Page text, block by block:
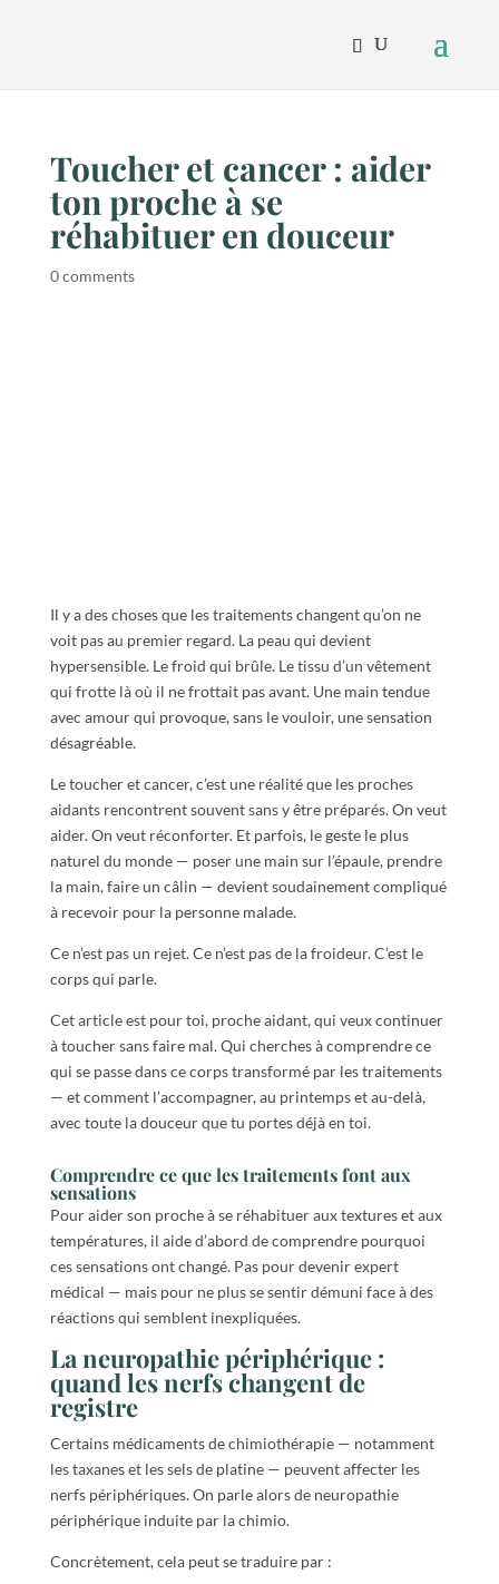
Toucher et cancer : aider
ton proche à se
réhabituer en douceur
0 comments
Il y a des choses que les traitements changent qu’on ne
voit pas au premier regard. La peau qui devient
hypersensible. Le froid qui brûle. Le tissu d’un vêtement
qui frotte là où il ne frottait pas avant. Une main tendue
avec amour qui provoque, sans le vouloir, une sensation
désagréable.
Le toucher et cancer, c’est une réalité que les proches
aidants rencontrent souvent sans y être préparés. On veut
aider. On veut réconforter. Et parfois, le geste le plus
naturel du monde — poser une main sur l’épaule, prendre
la main, faire un câlin — devient soudainement compliqué
à recevoir pour la personne malade.
Ce n’est pas un rejet. Ce n’est pas de la froideur. C’est le
corps qui parle.
Cet article est pour toi, proche aidant, qui veux continuer
à toucher sans faire mal. Qui cherches à comprendre ce
qui se passe dans ce corps transformé par les traitements
— et comment l’accompagner, au printemps et au-delà,
avec toute la douceur que tu portes déjà en toi.
Comprendre ce que les traitements font aux
sensations
Pour aider son proche à se réhabituer aux textures et aux
températures, il aide d’abord de comprendre pourquoi
ces sensations ont changé. Pas pour devenir expert
médical — mais pour ne plus se sentir démuni face à des
réactions qui semblent inexpliquées.
La neuropathie périphérique :
quand les nerfs changent de
registre
Certains médicaments de chimiothérapie — notamment
les taxanes et les sels de platine — peuvent affecter les
nerfs périphériques. On parle alors de neuropathie
périphérique induite par la chimio.
Concrètement, cela peut se traduire par :